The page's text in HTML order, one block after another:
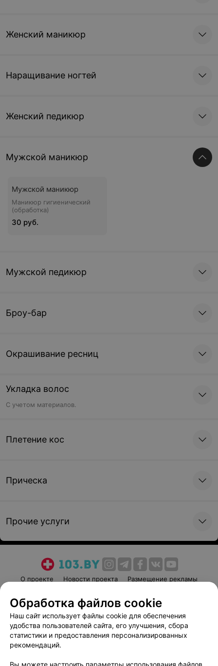
Женский маникюр
Наращивание ногтей
Женский педикюр
Мужской маникюр
Мужской маникюр
Маникюр гигиенический
(обработка)
30 руб.
Мужской педикюр
Броу-бар
Окрашивание ресниц
Укладка волос
С учетом материалов.
Плетение кос
Прическа
Прочие услуги
О проекте Новости проекта
Размещение рекламы
Пользовательское соглашение
Способы оплаты
Вакансии
Партнеры
Написать руководителю 103.by
Обработка файлов cookie
Наш сайт использует файлы cookie для обеспечения
удобства пользователей сайта, его улучшения, сбора
статистики и предоставления персонализированных
рекомендаций.
Вы можете настроить параметры использования файлов